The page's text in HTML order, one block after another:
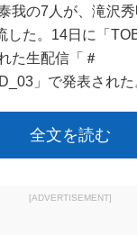
我の7人が、滝沢
した。14日に「
た生配信「＃
」で発表された
全文を読む
[ADVERTISEMENT]